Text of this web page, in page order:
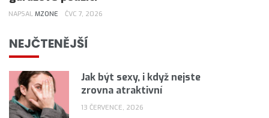
NAPSAL MZONE ČVC 7, 2026
NEJČTENĚJŠÍ
Jak být sexy, i když nejste
zrovna atraktivní
13 ČERVENCE, 2026